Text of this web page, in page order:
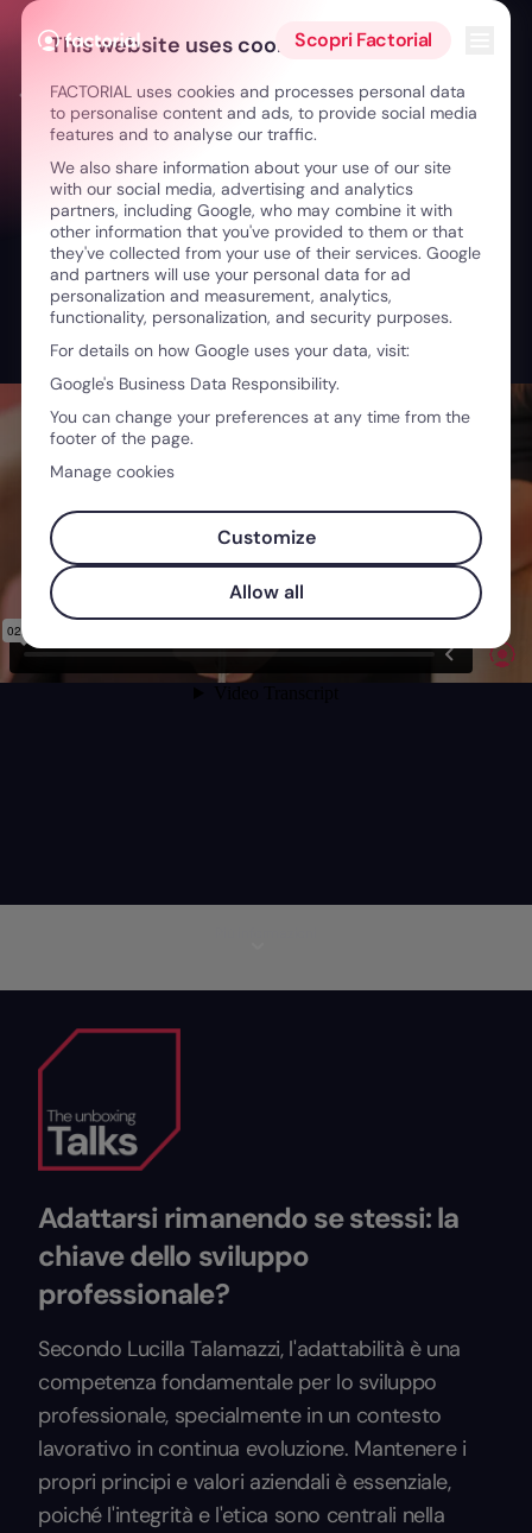
Vai al contenuto
Scopri Factorial
← Cultura aziendale: il pilastro del cambiamento
Adattarsi rimanendo se stessi: la
chiave dello sviluppo
professionale?
Secondo Lucilla Talamazzi, l'adattabilità è una
competenza fondamentale per lo sviluppo
professionale, specialmente in un contesto
lavorativo in continua evoluzione. Mantenere i
propri principi e valori aziendali è essenziale,
poiché l'integrità e l'etica sono centrali nella
This website uses cookies
FACTORIAL uses cookies and processes personal data
to personalise content and ads, to provide social media
features and to analyse our traffic.
We also share information about your use of our site
with our social media, advertising and analytics
partners, including Google, who may combine it with
other information that you've provided to them or that
they've collected from your use of their services. Google
and partners will use your personal data for ad
personalization and measurement, analytics,
functionality, personalization, and security purposes.
For details on how Google uses your data, visit:
Google's Business Data Responsibility.
You can change your preferences at any time from the
footer of the page.
Manage cookies
Customize
Allow all